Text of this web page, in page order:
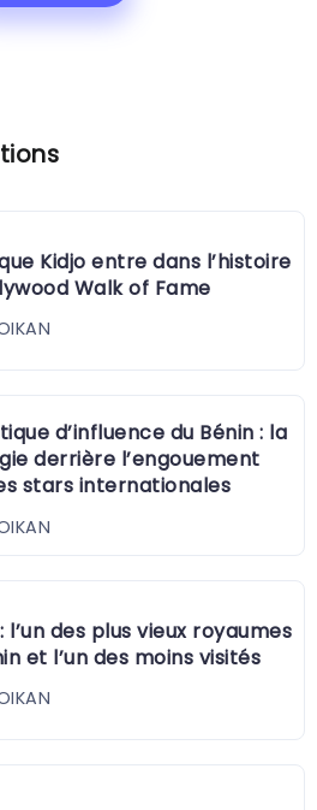
Kidjo entre dans l’histoire
Walk of Fame
d’influence du Bénin : la
derrière l’engouement
stars internationales
l’un des plus vieux royaumes
et l’un des moins visités